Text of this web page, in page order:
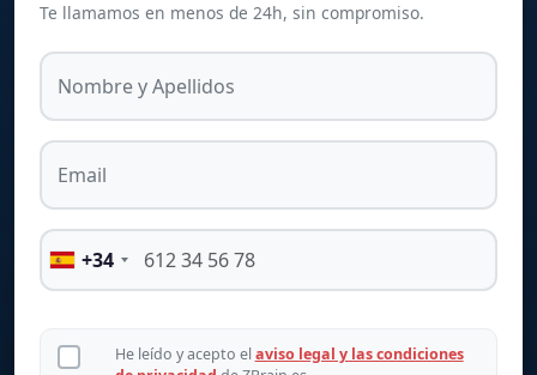
Te llamamos en menos de 24h, sin compromiso.
Nombre y Apellidos
Email
+34
He leído y acepto el aviso legal y las condiciones